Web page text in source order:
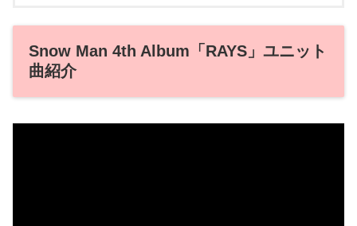
Snow Man 4th Album「RAYS」ユニット
曲紹介